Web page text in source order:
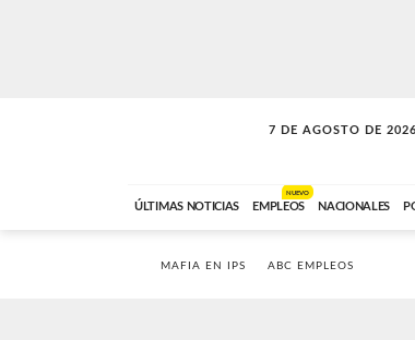
7 DE AGOSTO DE 2026
SOLO MÚSICA
ÚLTIMAS NOTICIAS EMPLEOS
NUEVO
NACIONALES
MAFIA EN IPS ABC EMPLEOS